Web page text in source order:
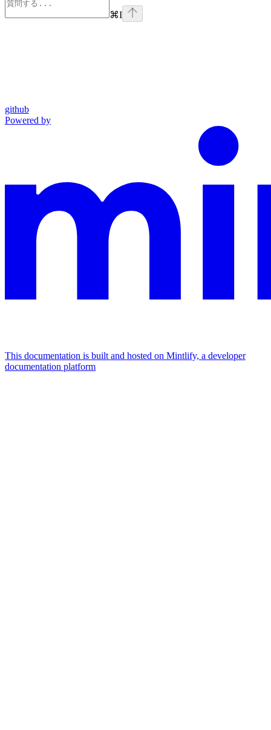
⌘I
github
Powered by
This documentation is built and hosted on Mintlify, a developer
documentation platform